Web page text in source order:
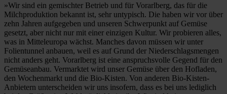
»Wir sind ein gemischter Betrieb und für Vorarlberg, das für die
Milchproduktion bekannt ist, sehr untypisch. Die haben wir vor über
zehn Jahren aufgegeben und unseren Schwerpunkt auf Gemüse
gesetzt, aber nicht nur mit einer einzigen Kultur. Wir probieren alles,
was in Mitteleuropa wächst. Manches davon müssen wir unter
Folientunnel anbauen, weil es auf Grund der Niederschlagsmengen
nicht anders geht. Vorarlberg ist eine anspruchsvolle Gegend für den
Gemüseanbau. Vermarktet wird unser Gemüse über den Hofladen,
den Wochenmarkt und die Bio-Kisten. Von anderen Bio-Kisten-
Anbietern unterscheiden wir uns insofern, dass es bei uns lediglich